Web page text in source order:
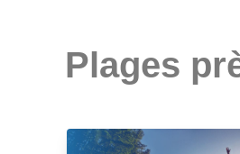
Plages